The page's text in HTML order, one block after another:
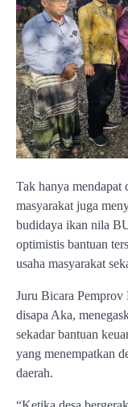
Tak hanya mendapat
masyarakat juga
budidaya ikan nila
optimistis bantuan
usaha masyarakat
Juru Bicara
disapa Aka,
sekadar bantuan
yang menempatkan
daerah.